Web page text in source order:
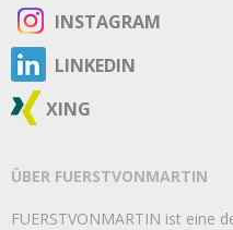
INSTAGRAM
LINKEDIN
XING
ÜBER FUERSTVONMARTIN
FUERSTVONMARTIN ist eine